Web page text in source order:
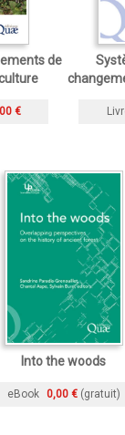
de
€
Into the woods
eBook 0,00 € (gratuit)